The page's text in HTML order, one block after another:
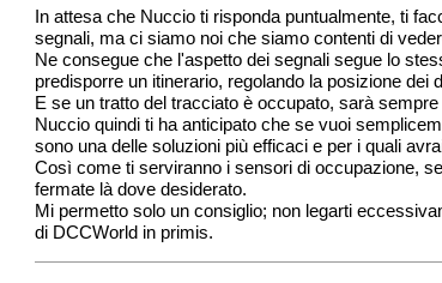
In attesa che Nuccio ti risponda puntualmente, ti
segnali, ma ci siamo noi che siamo contenti di
Ne consegue che l'aspetto dei segnali segue lo
predisporre un itinerario, regolando la posizione
E se un tratto del tracciato è occupato, sarà
Nuccio quindi ti ha anticipato che se vuoi
sono una delle soluzioni più efficaci e per i quali
Così come ti serviranno i sensori di occupazione,
fermate là dove desiderato.
Mi permetto solo un consiglio; non legarti
di DCCWorld in primis.